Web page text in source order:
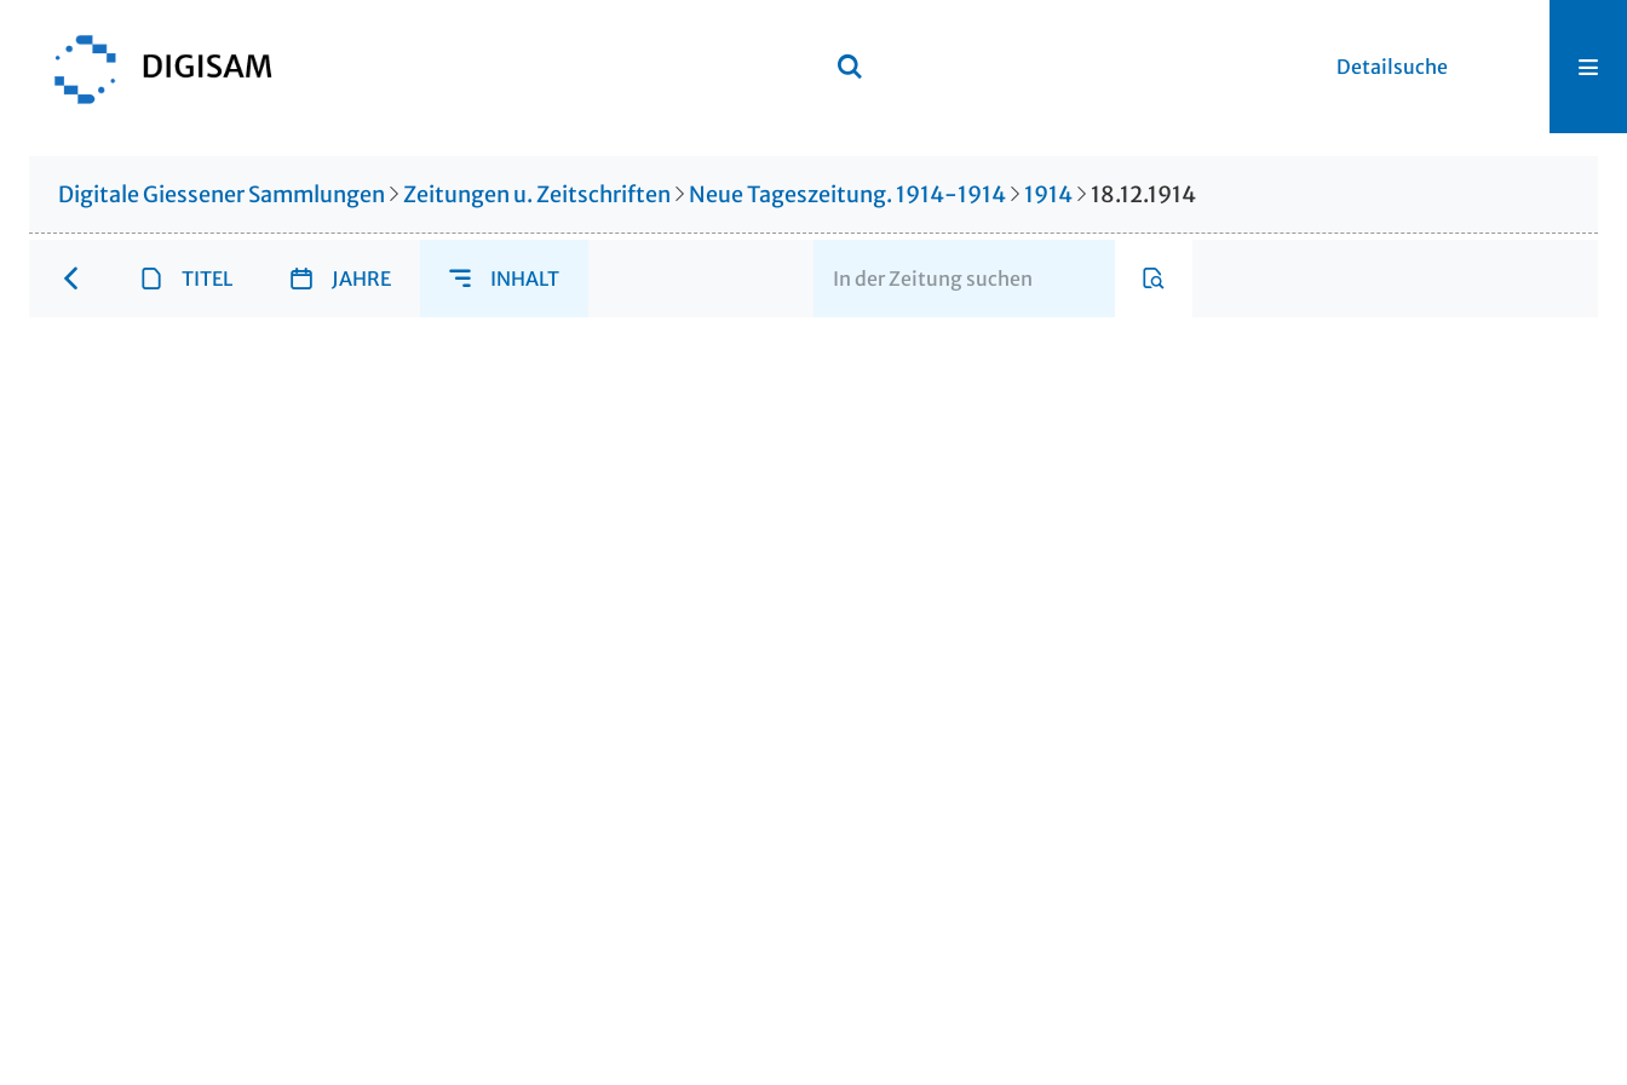
Detailsuche
Digitale Giessener Sammlungen Zeitungen u. Zeitschriften Neue Tageszeitung. 1914-1914 1914 18.12.1914
TITEL JAHRE INHALT